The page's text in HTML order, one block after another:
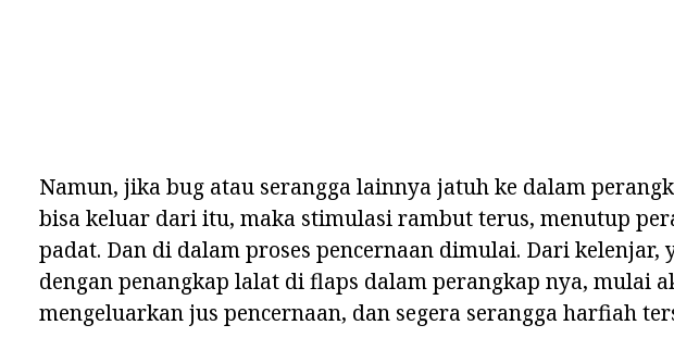
Namun, jika bug atau serangga lainnya jatuh ke dalam
bisa keluar dari itu, maka stimulasi rambut terus, menutup
padat. Dan di dalam proses pencernaan dimulai. Dari kelenjar,
dengan penangkap lalat di flaps dalam perangkap nya, mulai
mengeluarkan jus pencernaan, dan segera serangga harfiah